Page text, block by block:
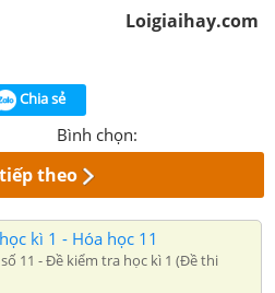
Loigiaihay.com
Chia sẻ
Bình chọn:
theo
kì 1 - Hóa học 11
11 - Đề kiểm tra học kì 1 (Đề thi